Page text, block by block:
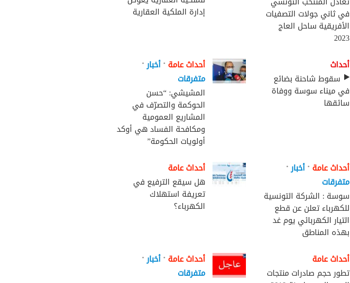
في ثاني جولات التصفيات
الأفريقية ساحل العاج
2023
إدارة الملكية العقارية
أحداث
سقوط شاحنة بضائع
في ميناء سوسة ووفاة
سائقها
أحداث عامة • أخبار •
متفرقات
المشيشي: “حسن
الحوكمة والتصرّف في
المشاريع العمومية
ومكافحة الفساد هي أوكد
أولويات الحكومة”
أحداث عامة • أخبار •
متفرقات
سوسة : الشركة التونسية
للكهرباء تعلن عن قطع
التيار الكهربائي يوم غد
بهذه المناطق
أحداث عامة
هل سيقع الترفيع في
تعريفة استهلاك
الكهرباء؟
أحداث عامة
تطور حجم صادرات منتجات
أحداث عامة • أخبار •
متفرقات